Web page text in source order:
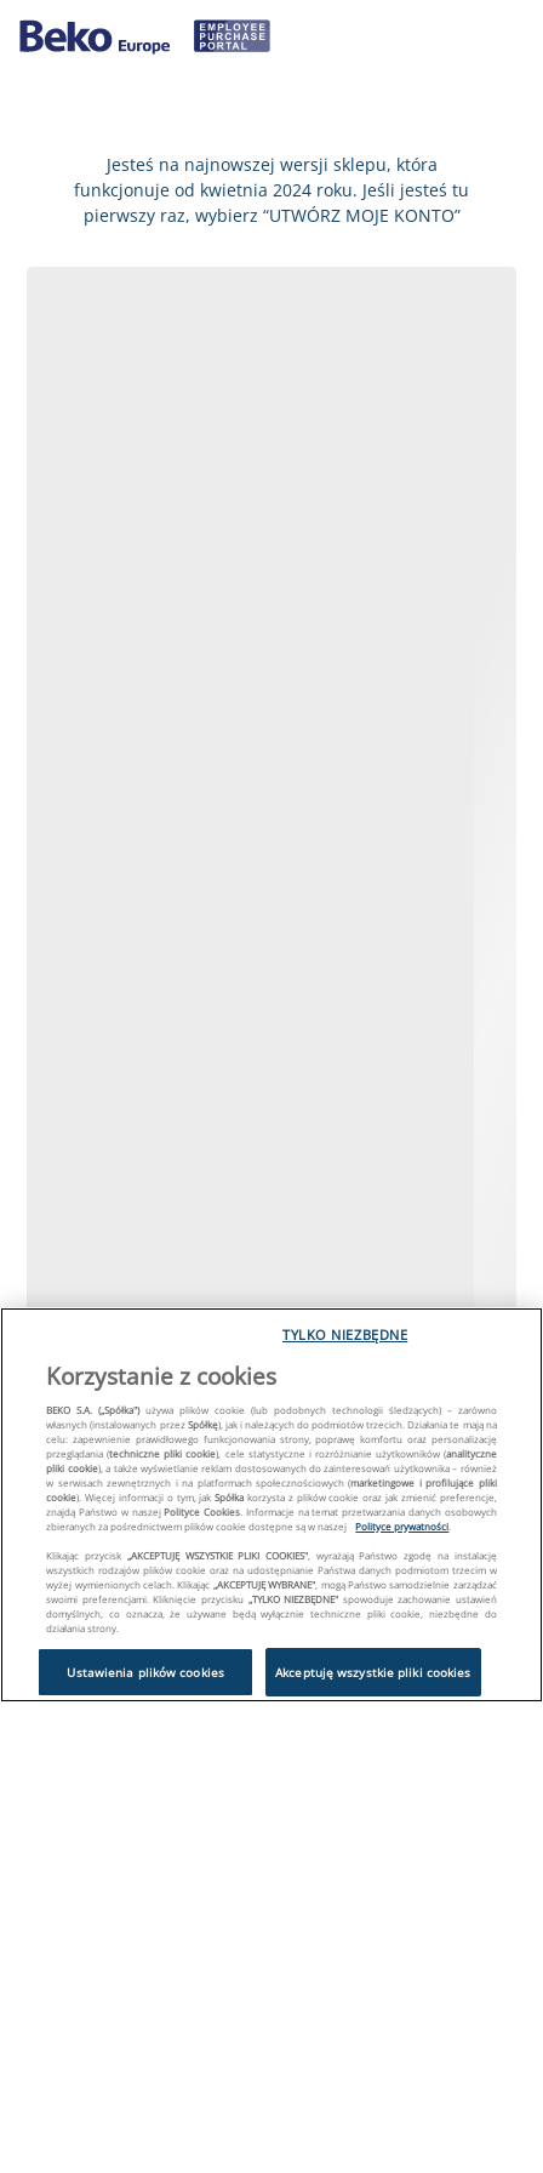
Jesteś na najnowszej wersji sklepu, która
funkcjonuje od kwietnia 2024 roku. Jeśli jesteś tu
pierwszy raz, wybierz “UTWÓRZ MOJE KONTO”
Korzystanie z cookies
BEKO S.A. („Spółka")używa plików cookie (lub podobnych technologii śledzących) – zarówno
własnych (instalowanych przezSpółkę), jak i należących do podmiotów trzecich. Działania te mają na
celu: zapewnienie prawidłowego funkcjonowania strony, poprawę komfortu oraz personalizację
przeglądania (techniczne pliki cookie), cele statystyczne i rozróżnianie użytkowników (analityczne
pliki cookie), a także wyświetlanie reklam dostosowanych do zainteresowań użytkownika – również
w serwisach zewnętrznych i na platformach społecznościowych (marketingowe i profilujące pliki
cookie). Więcej informacji o tym, jakSpółka korzysta z plików cookie oraz jak zmienić preferencje,
znajdą Państwo w naszejPolityce Cookies . Informacje na temat przetwarzania danych osobowych
zbieranych za pośrednictwem plików cookie dostępne są w naszej
Polityce prywatności
Klikając przycisk „AKCEPTUJĘ WSZYSTKIE PLIKI COOKIES" , wyrażają Państwo zgodę na instalację
wszystkich rodzajów plików cookie oraz na udostępnianie Państwa danych podmiotom trzecim w
wyżej wymienionych celach. Klikając „AKCEPTUJĘ WYBRANE" , mogą Państwo samodzielnie zarządzać
swoimi preferencjami. Kliknięcie przycisku „TYLKO NIEZBĘDNE" spowoduje zachowanie ustawień
domyślnych, co oznacza, że używane będą wyłącznie techniczne pliki cookie, niezbędne do
działania strony.
Ustawienia plików cookies Akceptuję wszystkie pliki cookies
TYLKO NIEZBĘDNE